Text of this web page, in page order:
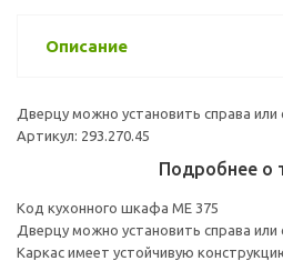
Описание
Дверцу можно установить справа или
Артикул: 293.270.45
Подробнее о
Код кухонного шкафа ME 375
Дверцу можно установить справа или
Каркас имеет устойчивую